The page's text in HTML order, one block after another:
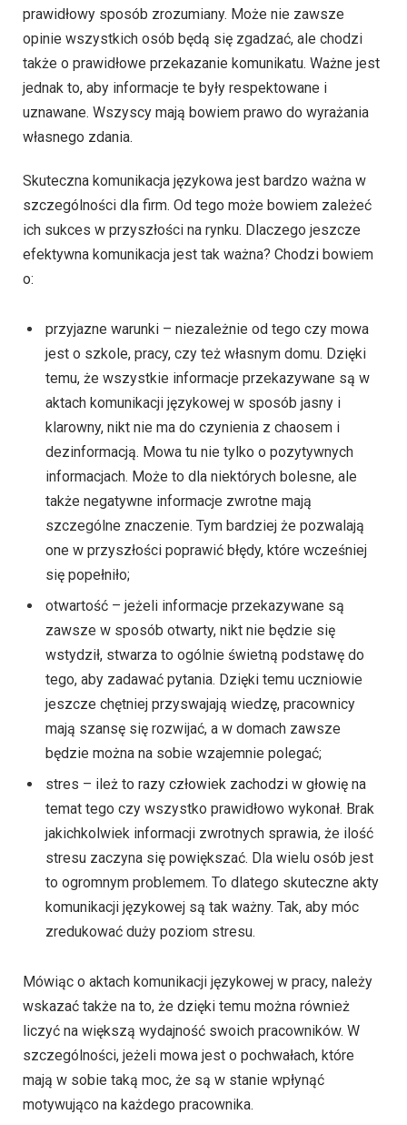
prawidłowy sposób zrozumiany. Może nie zawsze
opinie wszystkich osób będą się zgadzać, ale chodzi
także o prawidłowe przekazanie komunikatu. Ważne jest
jednak to, aby informacje te były respektowane i
uznawane. Wszyscy mają bowiem prawo do wyrażania
własnego zdania.
Skuteczna komunikacja językowa jest bardzo ważna w
szczególności dla firm. Od tego może bowiem zależeć
ich sukces w przyszłości na rynku. Dlaczego jeszcze
efektywna komunikacja jest tak ważna? Chodzi bowiem
o:
przyjazne warunki – niezależnie od tego czy mowa
jest o szkole, pracy, czy też własnym domu. Dzięki
temu, że wszystkie informacje przekazywane są w
aktach komunikacji językowej w sposób jasny i
klarowny, nikt nie ma do czynienia z chaosem i
dezinformacją. Mowa tu nie tylko o pozytywnych
informacjach. Może to dla niektórych bolesne, ale
także negatywne informacje zwrotne mają
szczególne znaczenie. Tym bardziej że pozwalają
one w przyszłości poprawić błędy, które wcześniej
się popełniło;
otwartość – jeżeli informacje przekazywane są
zawsze w sposób otwarty, nikt nie będzie się
wstydził, stwarza to ogólnie świetną podstawę do
tego, aby zadawać pytania. Dzięki temu uczniowie
jeszcze chętniej przyswajają wiedzę, pracownicy
mają szansę się rozwijać, a w domach zawsze
będzie można na sobie wzajemnie polegać;
stres – ileż to razy człowiek zachodzi w głowię na
temat tego czy wszystko prawidłowo wykonał. Brak
jakichkolwiek informacji zwrotnych sprawia, że ilość
stresu zaczyna się powiększać. Dla wielu osób jest
to ogromnym problemem. To dlatego skuteczne akty
komunikacji językowej są tak ważny. Tak, aby móc
zredukować duży poziom stresu.
Mówiąc o aktach komunikacji językowej w pracy, należy
wskazać także na to, że dzięki temu można również
liczyć na większą wydajność swoich pracowników. W
szczególności, jeżeli mowa jest o pochwałach, które
mają w sobie taką moc, że są w stanie wpłynąć
motywująco na każdego pracownika.